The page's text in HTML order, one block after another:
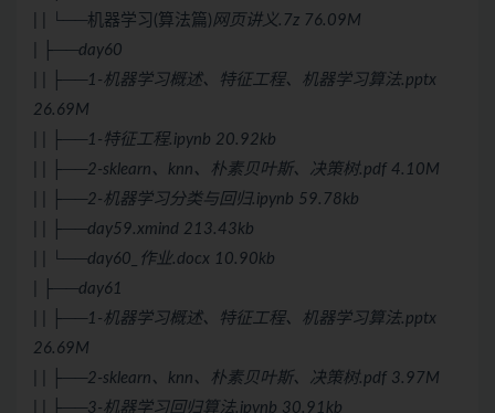
| | └──机器学习(算法篇) 网页讲义.7z 76.09M
| ├──day60
| | ├──1-机器学习概述、特征工程、机器学习算法.pptx
26.69M
| | ├──1-特征工程.ipynb 20.92kb
| | ├──2-sklearn、knn、朴素贝叶斯、决策树.pdf 4.10M
| | ├──2-机器学习分类与回归.ipynb 59.78kb
| | ├──day59.xmind 213.43kb
| | └──day60_作业.docx 10.90kb
| ├──day61
| | ├──1-机器学习概述、特征工程、机器学习算法.pptx
26.69M
| | ├──2-sklearn、knn、朴素贝叶斯、决策树.pdf 3.97M
| | ├──3-机器学习回归算法.ipynb 30.91kb